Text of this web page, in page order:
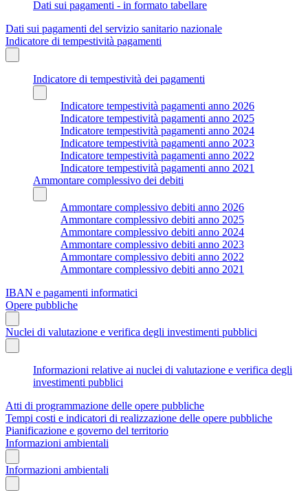
Dati sui pagamenti - in formato tabellare
Dati sui pagamenti del servizio sanitario nazionale
Indicatore di tempestività pagamenti
Indicatore di tempestività dei pagamenti
Indicatore tempestività pagamenti anno 2026
Indicatore tempestività pagamenti anno 2025
Indicatore tempestività pagamenti anno 2024
Indicatore tempestività pagamenti anno 2023
Indicatore tempestività pagamenti anno 2022
Indicatore tempestività pagamenti anno 2021
Ammontare complessivo dei debiti
Ammontare complessivo debiti anno 2026
Ammontare complessivo debiti anno 2025
Ammontare complessivo debiti anno 2024
Ammontare complessivo debiti anno 2023
Ammontare complessivo debiti anno 2022
Ammontare complessivo debiti anno 2021
IBAN e pagamenti informatici
Opere pubbliche
Nuclei di valutazione e verifica degli investimenti pubblici
Informazioni relative ai nuclei di valutazione e verifica degli
investimenti pubblici
Atti di programmazione delle opere pubbliche
Tempi costi e indicatori di realizzazione delle opere pubbliche
Pianificazione e governo del territorio
Informazioni ambientali
Informazioni ambientali